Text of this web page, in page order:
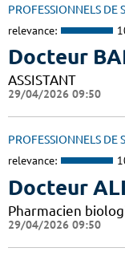
PROFESSIONNELS DE
relevance:
Docteur
ASSISTANT
29/04/2026 09:50
PROFESSIONNELS DE
relevance:
Docteur
Pharmacien
29/04/2026 09:50